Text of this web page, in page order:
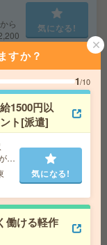
ら
気になる!
シール貼り
加
気になる!
～〉DMのカン
すか？
1/10
1500円以
ト[派遣]
可
気になる!
働ける軽作